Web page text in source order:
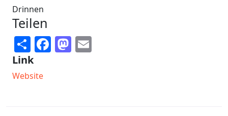
Drinnen
Teilen
ShareFacebook
Mastodon
Link
Website